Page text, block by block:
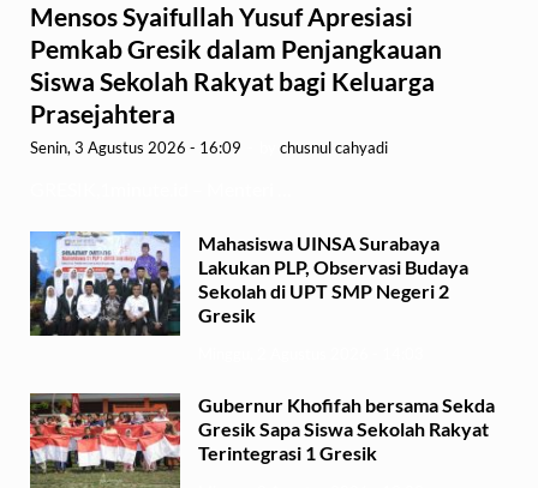
Mensos Syaifullah Yusuf Apresiasi
Pemkab Gresik dalam Penjangkauan
Siswa Sekolah Rakyat bagi Keluarga
Prasejahtera
Senin, 3 Agustus 2026 - 16:09 chusnul cahyadi
Mahasiswa UINSA Surabaya
Lakukan PLP, Observasi Budaya
Sekolah di UPT SMP Negeri 2
Gresik
Gubernur Khofifah bersama Sekda
Gresik Sapa Siswa Sekolah Rakyat
Terintegrasi 1 Gresik